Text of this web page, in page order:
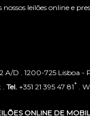
leilões online e
A/D . 1200-725 Lisboa -
Tel. +351 21 395 47 81* .
ONLINE DE